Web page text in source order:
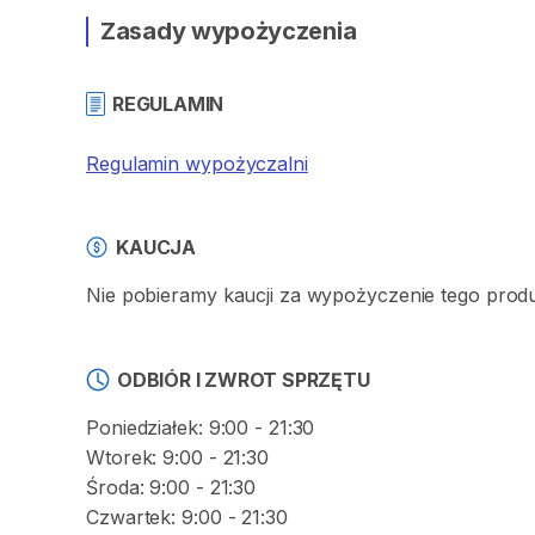
Zasady wypożyczenia
REGULAMIN
Regulamin wypożyczalni
KAUCJA
Nie pobieramy kaucji za wypożyczenie tego
ODBIÓR I ZWROT SPRZĘTU
Poniedziałek: 9:00 - 21:30
Wtorek: 9:00 - 21:30
Środa: 9:00 - 21:30
Czwartek: 9:00 - 21:30